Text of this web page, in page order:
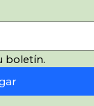
boletín.